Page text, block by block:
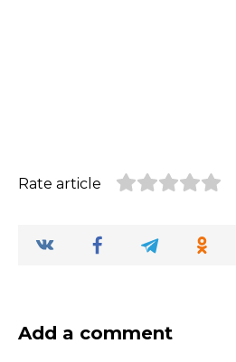
Rate article
Add a comment